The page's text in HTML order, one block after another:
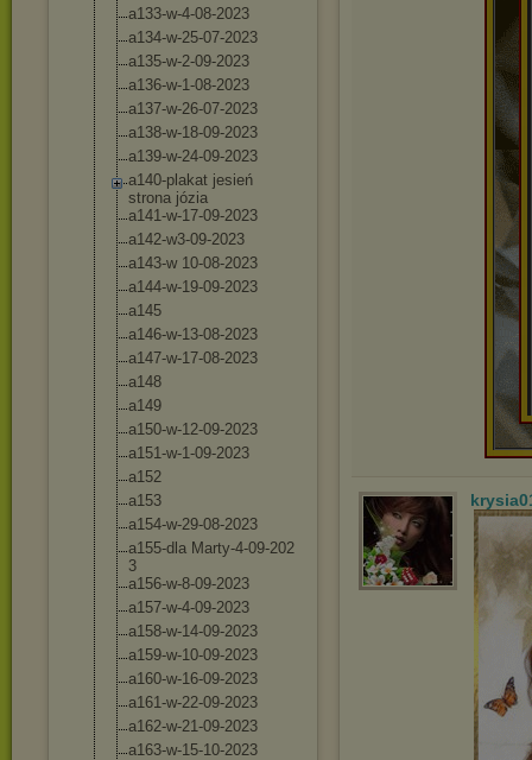
a133-w-4-08-2023
a134-w-25-07-2023
a135-w-2-09-2023
a136-w-1-08-2023
a137-w-26-07-2023
a138-w-18-09-2023
a139-w-24-09-2023
a140-plakat jesień
strona józia
a141-w-17-09-2023
a142-w3-09-2023
a143-w 10-08-2023
a144-w-19-09-2023
a145
a146-w-13-08-2023
a147-w-17-08-2023
a148
a149
a150-w-12-09-2023
a151-w-1-09-2023
a152
a153
a154-w-29-08-2023
a155-dla Marty-4-09-202
3
a156-w-8-09-2023
a157-w-4-09-2023
a158-w-14-09-2023
a159-w-10-09-2023
a160-w-16-09-2023
a161-w-22-09-2023
a162-w-21-09-2023
a163-w-15-10-2023